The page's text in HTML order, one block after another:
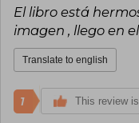
El libro está
imagen , llego en
Translate to english
1 This review